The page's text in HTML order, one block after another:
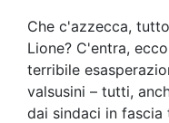
Che c'azzecca,
Lione? C'entra,
terribile
valsusini – tutti,
dai sindaci in fascia